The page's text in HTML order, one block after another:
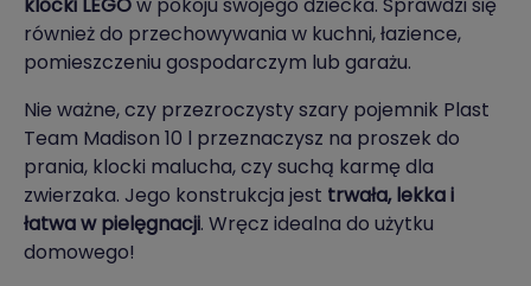
klocki LEGOw pokoju swojego dziecka. Sprawdzi się
również do przechowywania w kuchni, łazience,
pomieszczeniu gospodarczym lub garażu.
Nie ważne, czy przezroczysty szary pojemnik Plast
Team Madison 10 l przeznaczysz na proszek do
prania, klocki malucha, czy suchą karmę dla
zwierzaka. Jego konstrukcja jest trwała, lekka i
łatwa w pielęgnacji. Wręcz idealna do użytku
domowego!